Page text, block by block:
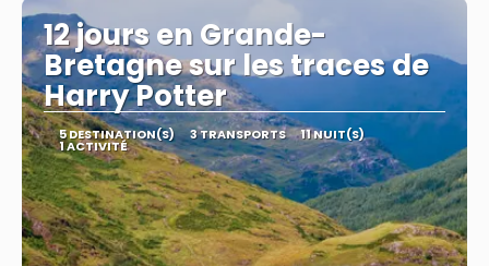
12 jours en Grande-
Bretagne sur les traces de
Harry Potter
5 DESTINATION(S) 3 TRANSPORTS 11 NUIT(S)
1 ACTIVITÉ